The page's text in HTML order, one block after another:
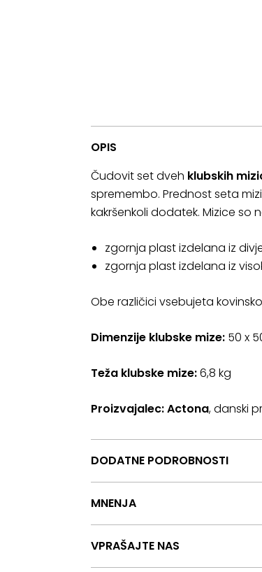
OPIS
Čudovit set dveh klubskih
spremembo. Prednost seta
kakršenkoli dodatek. Mizice so
zgornja plast izdelana iz
zgornja plast izdelana iz
Obe različici vsebujeta
Dimenzije klubske mize: 50 x
Teža klubske mize:6,8 kg
Proizvajalec: Actona, danski
DODATNE PODROBNOSTI
MNENJA
VPRAŠAJTE NAS